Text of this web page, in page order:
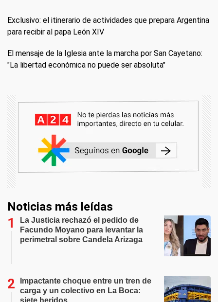
Exclusivo: el itinerario de actividades que prepara Argentina
para recibir al papa León XIV
El mensaje de la Iglesia ante la marcha por San Cayetano:
"La libertad económica no puede ser absoluta"
Noticias más leídas
La Justicia rechazó el pedido de
Facundo Moyano para levantar la
perimetral sobre Candela Arizaga
Impactante choque entre un tren de
carga y un colectivo en La Boca:
siete heridos